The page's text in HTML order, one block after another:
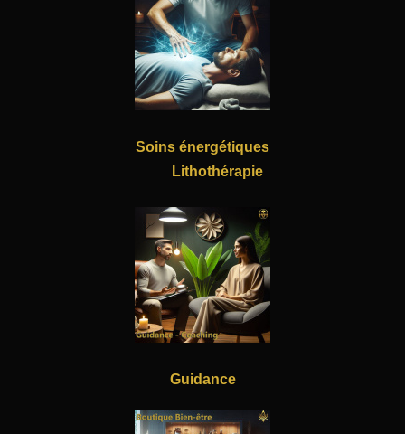
Soins énergétiques
Lithothérapie
Guidance